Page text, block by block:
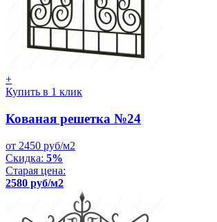
+
Купить в 1 клик
Кованая решетка №24
от 2450 руб/м2
Скидка: 5%
Старая цена:
2580 руб/м2